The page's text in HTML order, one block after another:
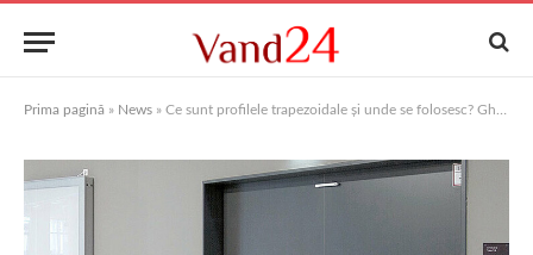
Prima pagină » News » Ce sunt profilele trapezoidale și unde se folosesc? Ghid complet pentru construcții moderne